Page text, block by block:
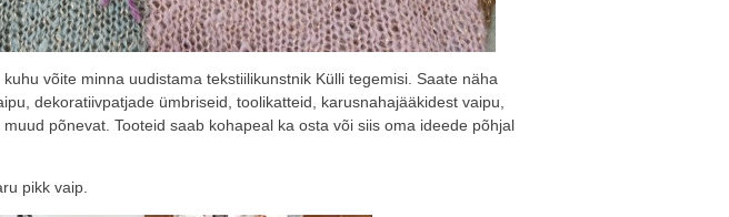
võite minna uudistama tekstiilikunstnik Külli tegemisi. Saate näha
dekoratiivpatjade ümbriseid, toolikatteid, karusnahajääkidest vaipu,
põnevat. Tooteid saab kohapeal ka osta või siis oma ideede põhjal
pikk vaip.